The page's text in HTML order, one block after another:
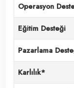
Operasyon
Eğitim Desteği
Pazarlama
Karlılık*